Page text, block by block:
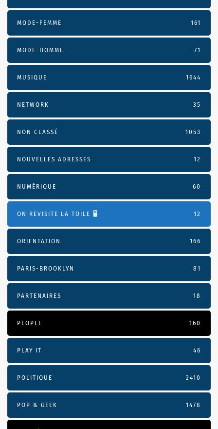
MODE-FEMME 161
MODE-HOMME 71
MUSIQUE 1644
NETWORK 35
NON CLASSÉ 1053
NOUVELLES ADRESSES 12
NUMÉRIQUE 60
ON REVISITE LA TOILE 🖥️ 12
ORIENTATION 166
PARIS-BROOKLYN 81
PARTENAIRES 18
PEOPLE 160
PLAY IT 46
POLITIQUE 2410
POP & GEEK 1478